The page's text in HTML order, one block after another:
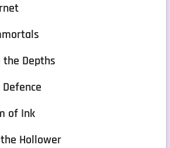
the Depths
Defence
of Ink
Hollower